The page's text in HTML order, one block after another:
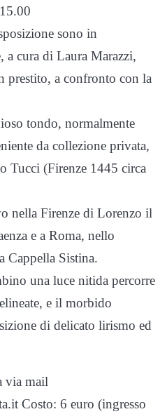
sono in
a cura di Laura Marazzi,
prestito, a confronto con la
tondo, normalmente
da collezione privata,
Tucci (Firenze 1445 circa
nella Firenze di Lorenzo il
e a Roma, nello
Cappella Sistina.
una luce nitida percorre
e il morbido
di delicato lirismo ed
via mail
Costo: 6 euro (ingresso